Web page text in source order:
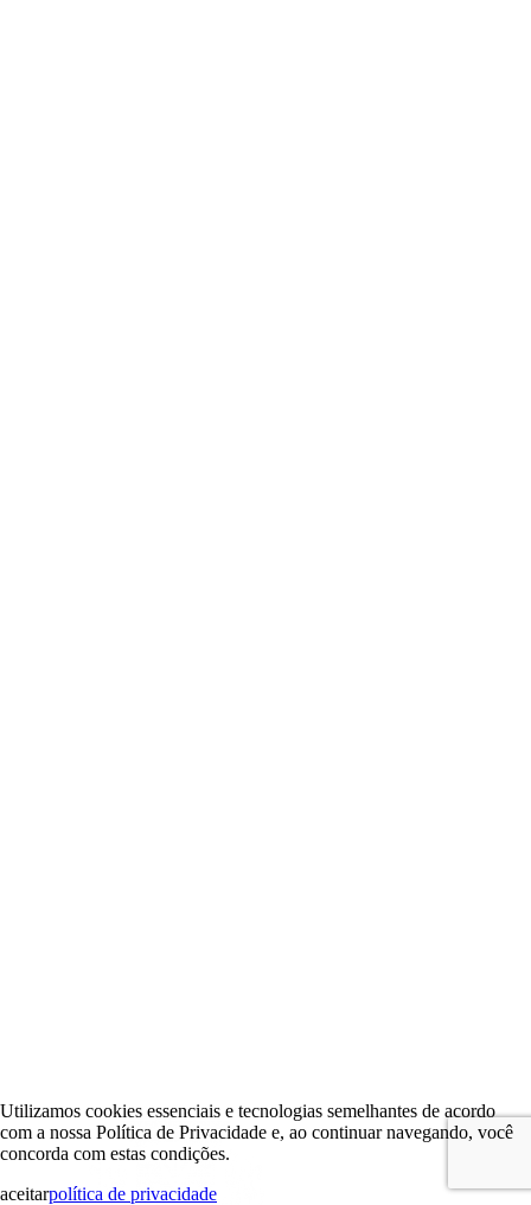
Utilizamos cookies essenciais e tecnologias semelhantes de acordo
com a nossa Política de Privacidade e, ao continuar navegando, você
concorda com estas condições.
aceitarpolítica de privacidade